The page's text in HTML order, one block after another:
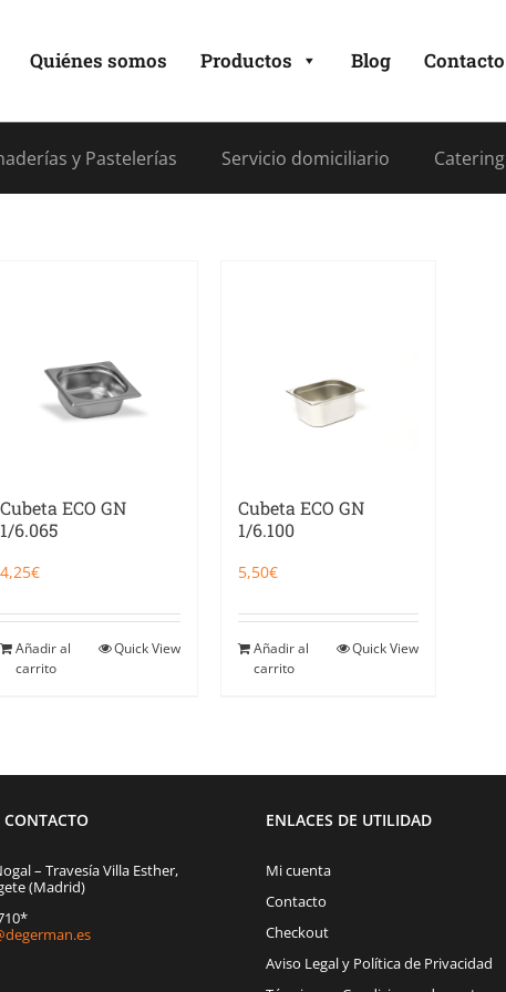
Quiénes somos Productos Blog Contacto
y Pastelerías Servicio domiciliario Catering
Cubeta ECO GN
1/6.065
4,25€
Añadir al
carrito
Quick View
Cubeta ECO GN
1/6.100
5,50€
Añadir al
carrito
Quick View
CONTACTO
– Travesía Villa Esther,
(Madrid)
ENLACES DE UTILIDAD
Mi cuenta
Contacto
Checkout
Aviso Legal y Política de Privacidad